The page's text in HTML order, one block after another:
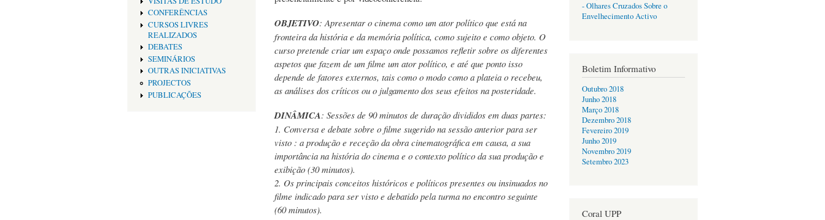
CONFERÊNCIAS
CURSOS LIVRES
REALIZADOS
DEBATES
SEMINÁRIOS
OUTRAS INICIATIVAS
PROJECTOS
PUBLICAÇÕES
OBJETIVO: Apresentar o cinema como um ator político que está na
fronteira da história e da memória política, como sujeito e como objeto. O
curso pretende criar um espaço onde possamos refletir sobre os diferentes
aspetos que fazem de um filme um ator político, e até que ponto isso
depende de fatores externos, tais como o modo como a plateia o recebeu,
as análises dos críticos ou o julgamento dos seus efeitos na posteridade.
DINÂMICA: Sessões de 90 minutos de duração divididos em duas partes:
1. Conversa e debate sobre o filme sugerido na sessão anterior para ser
visto : a produção e receção da obra cinematográfica em causa, a sua
importância na história do cinema e o contexto político da sua produção e
exibição (30 minutos).
2. Os principais conceitos históricos e políticos presentes ou insinuados no
filme indicado para ser visto e debatido pela turma no encontro seguinte
(60 minutos).
- Olhares Cruzados Sobre o
Envelhecimento Activo
Boletim Informativo
Outubro 2018
Junho 2018
Março 2018
Dezembro 2018
Fevereiro 2019
Junho 2019
Novembro 2019
Setembro 2023
Coral UPP